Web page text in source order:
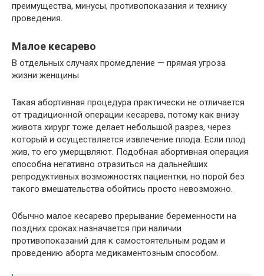
преимущества, минусы, противопоказания и технику
проведения.
Малое кесарево
В отдельных случаях промедление — прямая угроза
жизни женщины
Такая абортивная процедура практически не отличается
от традиционной операции кесарева, потому как внизу
живота хирург тоже делает небольшой разрез, через
который и осуществляется извлечение плода. Если плод
жив, то его умерщвляют. Подобная абортивная операция
способна негативно отразиться на дальнейших
репродуктивных возможностях пациентки, но порой без
такого вмешательства обойтись просто невозможно.
Обычно малое кесарево прерывание беременности на
поздних сроках назначается при наличии
противопоказаний для к самостоятельным родам и
проведению аборта медикаментозным способом.